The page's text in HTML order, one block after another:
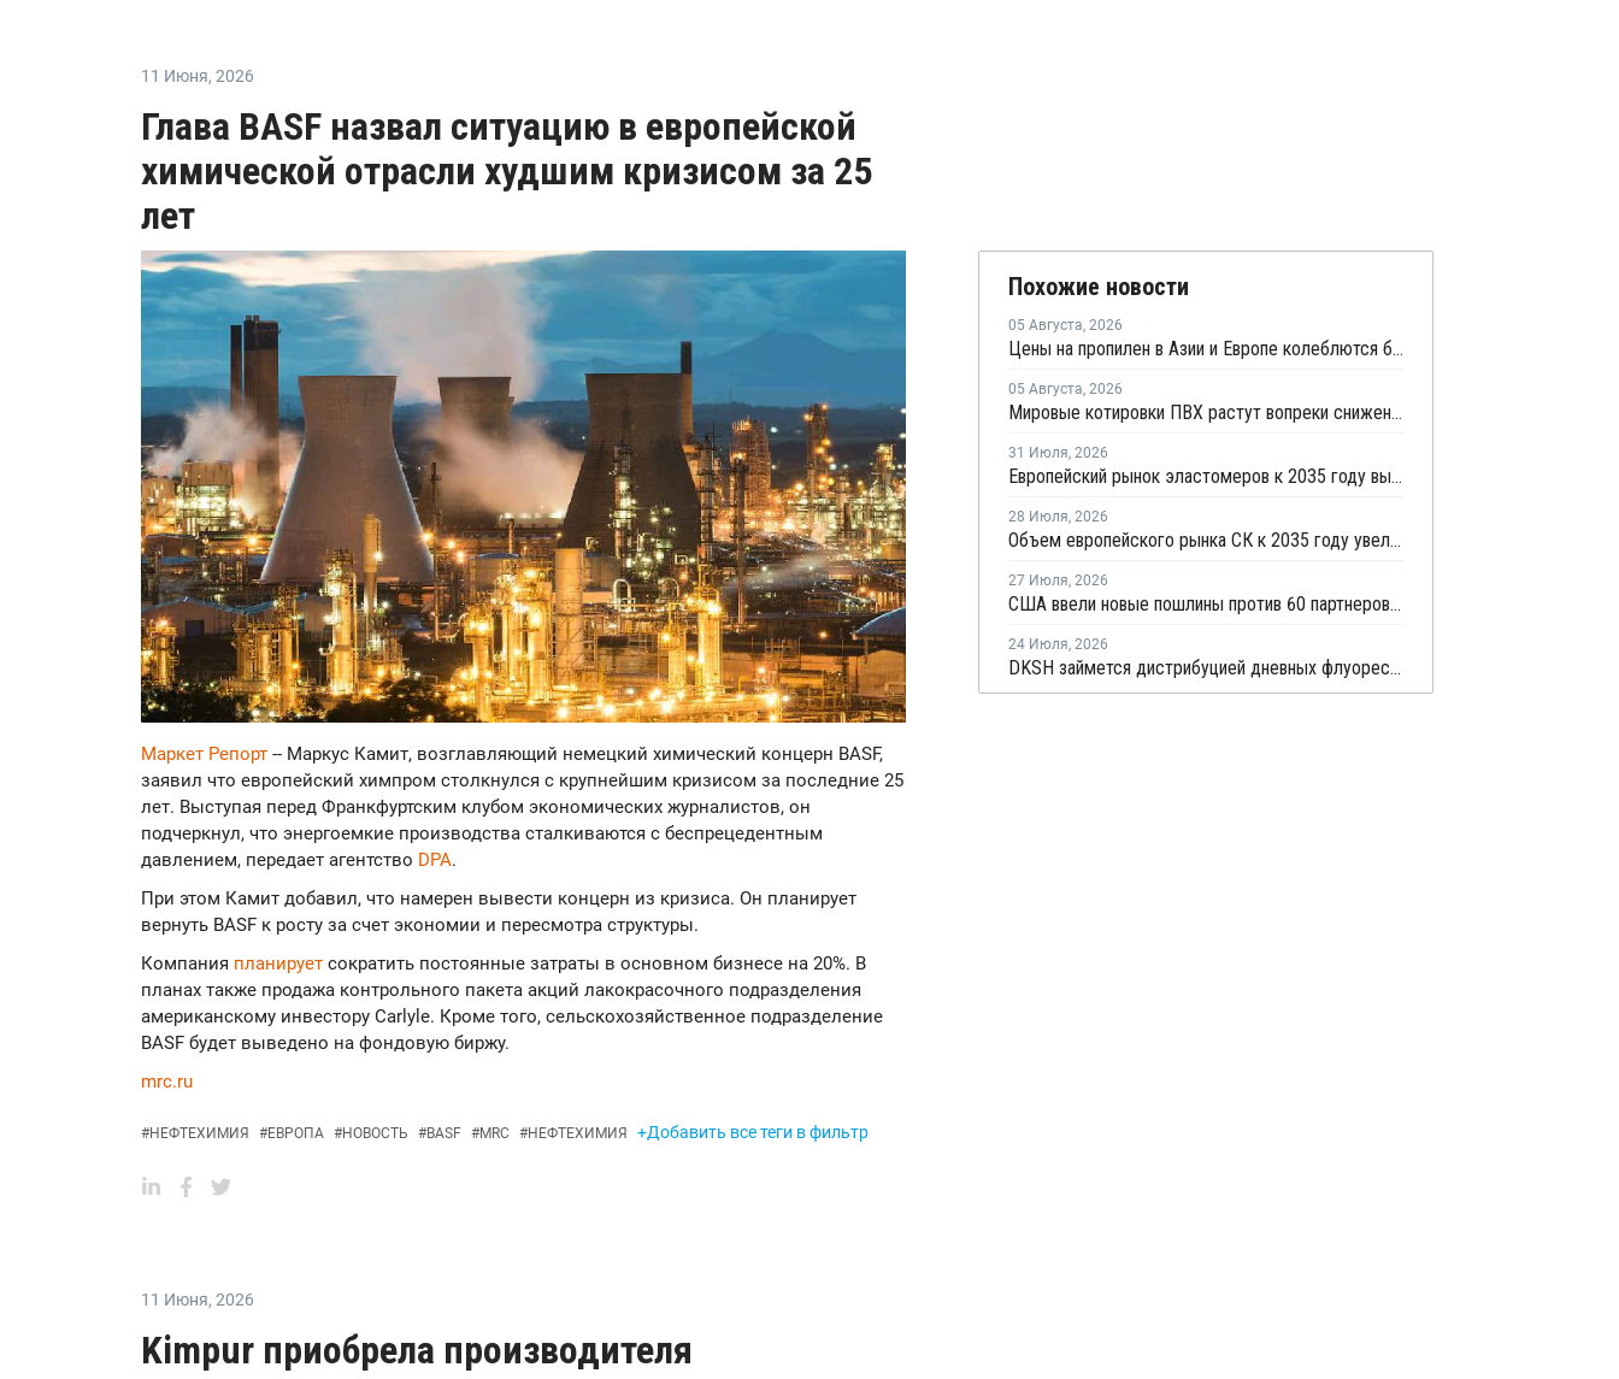
11 Июня, 2026
Глава BASF назвал ситуацию в европейской
химической отрасли худшим кризисом за 25
лет
Маркет Репорт -- Маркус Камит, возглавляющий немецкий химический концерн BASF,
заявил что европейский химпром столкнулся с крупнейшим кризисом за последние 25
лет. Выступая перед Франкфуртским клубом экономических журналистов, он
подчеркнул, что энергоемкие производства сталкиваются с беспрецедентным
давлением, передает агентство DPA.
При этом Камит добавил, что намерен вывести концерн из кризиса. Он планирует
вернуть BASF к росту за счет экономии и пересмотра структуры.
Компания планирует сократить постоянные затраты в основном бизнесе на 20%. В
планах также продажа контрольного пакета акций лакокрасочного подразделения
американскому инвестору Carlyle. Кроме того, сельскохозяйственное подразделение
BASF будет выведено на фондовую биржу.
mrc.ru
#НЕФТЕХИМИЯ #ЕВРОПА #НОВОСТЬ #BASF #MRC #НЕФТЕХИМИЯ +Добавить все теги в фильтр
Похожие новости
05 Августа, 2026
Цены на пропилен в Азии и Европе колеблются близ уровня в USD1000
05 Августа, 2026
Мировые котировки ПВХ растут вопреки снижению цен в Китае
31 Июля, 2026
Европейский рынок эластомеров к 2035 году вырастет на 64%
28 Июля, 2026
Объем европейского рынка СК к 2035 году увеличится на 65%
27 Июля, 2026
США ввели новые пошлины против 60 партнеров, включая ЕС
24 Июля, 2026
DKSH займется дистрибуцией дневных флуоресцентных пигментов Brilliant Group в Европе
11 Июня, 2026
Kimpur приобрела производителя